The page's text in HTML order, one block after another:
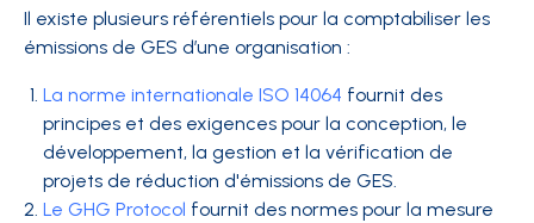
Il existe plusieurs référentiels pour la comptabiliser les
émissions de GES d’une organisation :
La norme internationale ISO 14064 fournit des
principes et des exigences pour la conception, le
développement, la gestion et la vérification de
projets de réduction d'émissions de GES.
Le GHG Protocol fournit des normes pour la mesure